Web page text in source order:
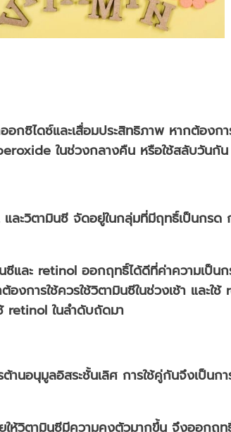
อกซิไดซ์และเสื่อมประสิทธิภาพ หากต้อง
ในช่วงกลางคืน หรือใช้สลับวันกัน
ละวิตามินซี จัดอยู่ในกลุ่มที่มีฤทธิ์เป็นกรด
และ retinol ออกฤทธิ์ได้ดีที่ค่าความเป็น
การใช้ควรใช้วิตามินซีในช่วงเช้า และใช้
retinol ในลำดับถัดมา
านอนุมูลอิสระชั้นเลิศ การใช้คู่กันจึงเป็นก
ห้วิตามินซีมีความคงตัวมากขึ้น จึงออกฤท